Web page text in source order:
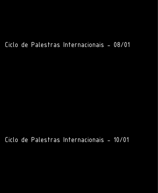
Ciclo de Palestras Internacionais - 08/01
Ciclo de Palestras Internacionais - 10/01